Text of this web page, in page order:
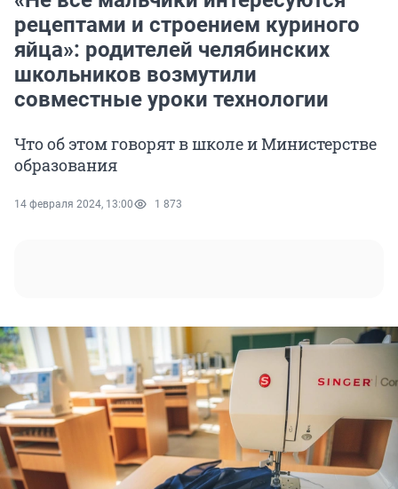
рецептами и строением куриного
яйца»: родителей челябинских
школьников возмутили
совместные уроки технологии
Что об этом говорят в школе и Министерстве
образования
14 февраля 2024, 13:00 1 873